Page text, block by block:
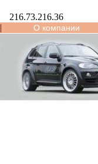
216.73.216.36
|
О компании